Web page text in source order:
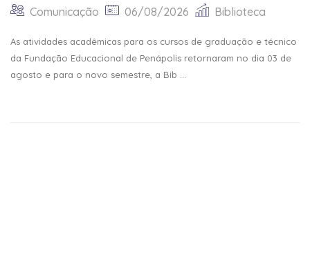
Comunicação 06/08/2026 Biblioteca
As atividades acadêmicas para os cursos de graduação e técnico
da Fundação Educacional de Penápolis retornaram no dia 03 de
agosto e para o novo semestre, a Bib ...